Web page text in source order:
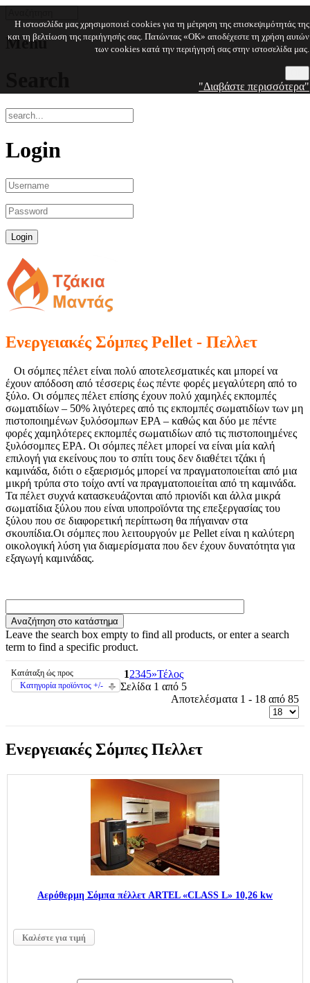
Η ιστοσελίδα μας χρησιμοποιεί cookies για τη μέτρηση της επισκεψιμότητάς της
και τη βελτίωση της περιήγησής σας. Πατώντας «OK» αποδέχεστε τη χρήση αυτών
των cookies κατά την περιήγησή σας στην ιστοσελίδα μας.
"Διαβάστε περισσότερα"
Menu
Login
Ενεργειακές Σόμπες Pellet - Πελλετ
Οι σόμπες πέλετ είναι πολύ αποτελεσματικές και μπορεί να
έχουν απόδοση από τέσσερις έως πέντε φορές μεγαλύτερη από το
ξύλο. Οι σόμπες πέλετ επίσης έχουν πολύ χαμηλές εκπομπές
σωματιδίων – 50% λιγότερες από τις εκπομπές σωματιδίων των μη
πιστοποιημένων ξυλόσομπων ΕΡΑ – καθώς και δύο με πέντε
φορές χαμηλότερες εκπομπές σωματιδίων από τις πιστοποιημένες
ξυλόσομπες EPA. Οι σόμπες πέλετ μπορεί να είναι μία καλή
επιλογή για εκείνους που το σπίτι τους δεν διαθέτει τζάκι ή
καμινάδα, διότι ο εξαερισμός μπορεί να πραγματοποιείται από μια
μικρή τρύπα στο τοίχο αντί να πραγματοποιείται από τη καμινάδα.
Τα πέλετ συχνά κατασκευάζονται από πριονίδι και άλλα μικρά
σωματίδια ξύλου που είναι υποπροϊόντα της επεξεργασίας του
ξύλου που σε διαφορετική περίπτωση θα πήγαιναν στα
σκουπίδια.Οι σόμπες που λειτουργούν με Pellet είναι η καλύτερη
οικολογική λύση για διαμερίσματα που δεν έχουν δυνατότητα για
εξαγωγή καμινάδας.
Leave the search box empty to find all products, or enter a search
term to find a specific product.
Κατάταξη ώς προς
Κατηγορία προϊόντος +/-
12345»Τέλος
Σελίδα 1 από 5
Αποτελέσματα 1 - 18 από 85
Ενεργειακές Σόμπες Πελλετ
Aερόθερμη Σόμπα πέλλετ ARTEL «CLASS L» 10,26 kw
Καλέστε για τιμή